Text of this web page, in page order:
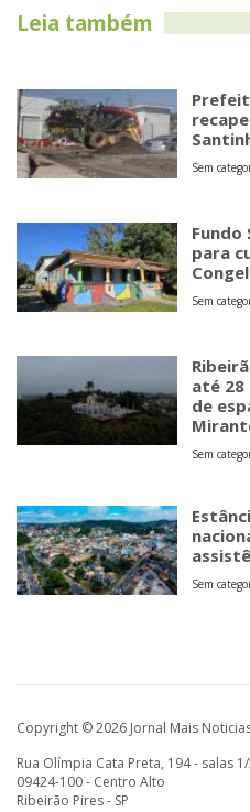
Leia também
Sem
Fundo
para
Sem
até 28
de
Sem
Sem
Copyright © 2026 Jornal Mais
Rua Olímpia Cata Preta, 194 - salas
09424-100 - Centro Alto
Ribeirão Pires - SP